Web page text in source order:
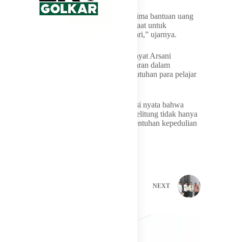
“Alhamdulillah, saya sangat senang menerima bantuan uang
dan bingkisan. Bantuan ini sangat bermanfaat untuk
kebutuhan sekolah dan keperluan sehari-hari,” ujarnya.
Riffat pun mendoakan agar Gubernur Hidayat Arsani
senantiasa diberikan kesehatan dan kelancaran dalam
memimpin, serta terus memperhatikan kebutuhan para pelajar
Safari Ramadan 1447 H ini menjadi refleksi nyata bahwa
Pemerintah Provinsi Kepulauan Bangka Belitung tidak hanya
hadir dalam kebijakan, tetapi juga dalam sentuhan kepedulian
NEXT